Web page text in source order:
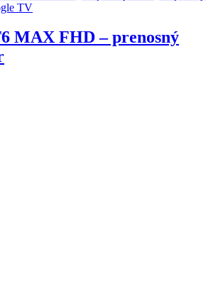
TV
MAX FHD – prenosný